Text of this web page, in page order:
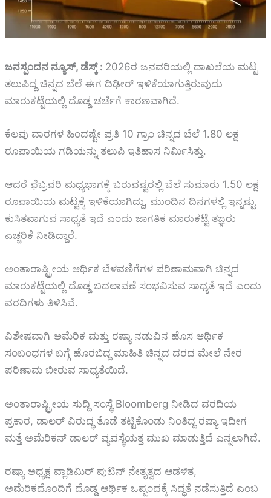
ಜನಸ್ಪಂದನ ನ್ಯೂಸ್, ಡೆಸ್ಕ್ : 2026ರ ಜನವರಿಯಲ್ಲಿ ದಾಖಲೆಯ ಮಟ್ಟ
ತಲುಪಿದ್ದ ಚಿನ್ನದ ಬೆಲೆ ಈಗ ದಿಢೀರ್ ಇಳಿಕೆಯಾಗುತ್ತಿರುವುದು
ಮಾರುಕಟ್ಟೆಯಲ್ಲಿ ದೊಡ್ಡ ಚರ್ಚೆಗೆ ಕಾರಣವಾಗಿದೆ.
ಕೆಲವು ವಾರಗಳ ಹಿಂದಷ್ಟೇ ಪ್ರತಿ 10 ಗ್ರಾಂ ಚಿನ್ನದ ಬೆಲೆ 1.80 ಲಕ್ಷ
ರೂಪಾಯಿಯ ಗಡಿಯನ್ನು ತಲುಪಿ ಇತಿಹಾಸ ನಿರ್ಮಿಸಿತ್ತು.
ಆದರೆ ಫೆಬ್ರವರಿ ಮಧ್ಯಭಾಗಕ್ಕೆ ಬರುವಷ್ಟರಲ್ಲಿ ಬೆಲೆ ಸುಮಾರು 1.50 ಲಕ್ಷ
ರೂಪಾಯಿಯ ಮಟ್ಟಕ್ಕೆ ಇಳಿಕೆಯಾಗಿದ್ದು, ಮುಂದಿನ ದಿನಗಳಲ್ಲಿ ಇನ್ನಷ್ಟು
ಕುಸಿತವಾಗುವ ಸಾಧ್ಯತೆ ಇದೆ ಎಂದು ಜಾಗತಿಕ ಮಾರುಕಟ್ಟೆ ತಜ್ಞರು
ಎಚ್ಚರಿಕೆ ನೀಡಿದ್ದಾರೆ.
ಅಂತಾರಾಷ್ಟ್ರೀಯ ಆರ್ಥಿಕ ಬೆಳವಣಿಗೆಗಳ ಪರಿಣಾಮವಾಗಿ ಚಿನ್ನದ
ಮಾರುಕಟ್ಟೆಯಲ್ಲಿ ದೊಡ್ಡ ಬದಲಾವಣೆ ಸಂಭವಿಸುವ ಸಾಧ್ಯತೆ ಇದೆ ಎಂದು
ವರದಿಗಳು ತಿಳಿಸಿವೆ.
ವಿಶೇಷವಾಗಿ ಅಮೆರಿಕ ಮತ್ತು ರಷ್ಯಾ ನಡುವಿನ ಹೊಸ ಆರ್ಥಿಕ
ಸಂಬಂಧಗಳ ಬಗ್ಗೆ ಹೊರಬಿದ್ದ ಮಾಹಿತಿ ಚಿನ್ನದ ದರದ ಮೇಲೆ ನೇರ
ಪರಿಣಾಮ ಬೀರುವ ಸಾಧ್ಯತೆಯಿದೆ.
ಅಂತಾರಾಷ್ಟ್ರೀಯ ಸುದ್ದಿ ಸಂಸ್ಥೆ Bloomberg ನೀಡಿದ ವರದಿಯ
ಪ್ರಕಾರ, ಡಾಲರ್ ವಿರುದ್ಧ ತೊಡೆ ತಟ್ಟಿಕೊಂಡು ನಿಂತಿದ್ದ ರಷ್ಯಾ ಇದೀಗ
ಮತ್ತೆ ಅಮೆರಿಕನ್ ಡಾಲರ್ ವ್ಯವಸ್ಥೆಯತ್ತ ಮುಖ ಮಾಡುತ್ತಿದೆ ಎನ್ನಲಾಗಿದೆ.
ರಷ್ಯಾ ಅಧ್ಯಕ್ಷ ವ್ಲಾಡಿಮಿರ್ ಪುಟಿನ್ ನೇತೃತ್ವದ ಆಡಳಿತ,
ಅಮೆರಿಕದೊಂದಿಗೆ ದೊಡ್ಡ ಆರ್ಥಿಕ ಒಪ್ಪಂದಕ್ಕೆ ಸಿದ್ಧತೆ ನಡೆಸುತ್ತಿದೆ ಎಂಬ